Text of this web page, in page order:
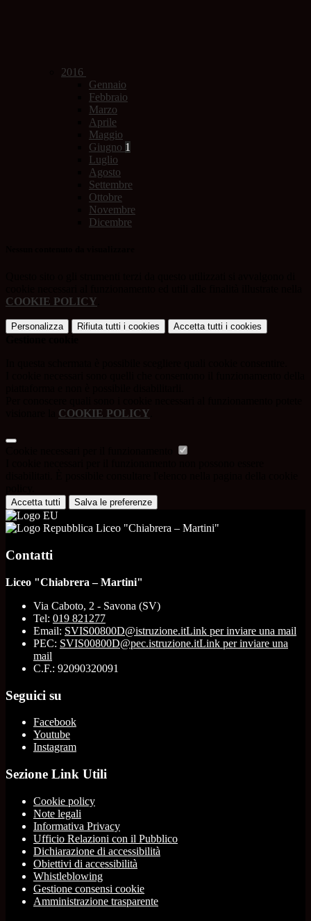
2016
Gennaio
Febbraio
Marzo
Aprile
Maggio
Giugno 1
Luglio
Agosto
Settembre
Ottobre
Novembre
Dicembre
COOKIE POLICY
Personalizza Rifiuta tutti i cookies Accetta tutti i cookies
COOKIE POLICY
Accetta tutti Salva le preferenze
Liceo "Chiabrera – Martini"
Contatti
Liceo "Chiabrera – Martini"
Via Caboto, 2 - Savona (SV)
Tel: 019 821277
Email: SVIS00800D@istruzione.itLink per inviare una mail
PEC: SVIS00800D@pec.istruzione.itLink per inviare una
mail
C.F.: 92090320091
Seguici su
Facebook
Youtube
Instagram
Sezione Link Utili
Cookie policy
Note legali
Informativa Privacy
Ufficio Relazioni con il Pubblico
Dichiarazione di accessibilità
Obiettivi di accessibilità
Whistleblowing
Gestione consensi cookie
Amministrazione trasparente